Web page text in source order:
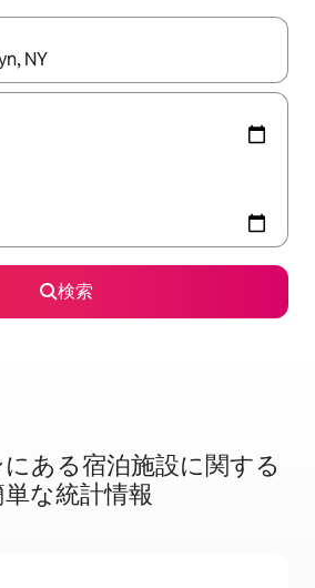
ら、上下の矢印キーを使って移動するか
検索
あ⁠る宿⁠泊⁠施⁠設⁠に関⁠す⁠る
な統⁠計⁠情⁠報